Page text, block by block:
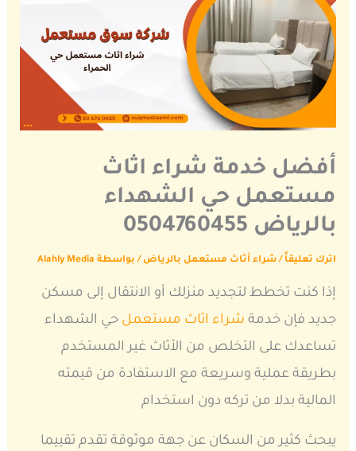
أفضل خدمة شراء اثاث
مستعمل حي الشهداء
بالرياض 0504760455
اترك تعليقاً /شراء أثاث مستعمل بالرياض / بواسطة Alahly Media
إذا كنت تخطط لتجديد منزلك أو الانتقال إلى مسكن
جديد فإن خدمة شراء اثاث مستعمل حي الشهداء
تساعدك على التخلص من الأثاث غير المستخدم
بطريقة عملية وسريعة مع الاستفادة من قيمته
المالية بدلا من تركه دون استخدام
يبحث كثير من السكان عن جهة موثوقة تقدم تقييما